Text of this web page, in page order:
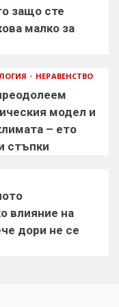
защо сте
малко за
НЕРАВЕНСТВО
модел и
– ето
стъпки
влияние на
дори не се